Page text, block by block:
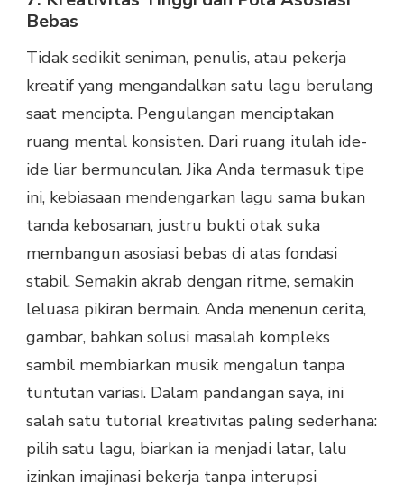
Bebas
Tidak sedikit seniman, penulis, atau pekerja
kreatif yang mengandalkan satu lagu berulang
saat mencipta. Pengulangan menciptakan
ruang mental konsisten. Dari ruang itulah ide-
ide liar bermunculan. Jika Anda termasuk tipe
ini, kebiasaan mendengarkan lagu sama bukan
tanda kebosanan, justru bukti otak suka
membangun asosiasi bebas di atas fondasi
stabil. Semakin akrab dengan ritme, semakin
leluasa pikiran bermain. Anda menenun cerita,
gambar, bahkan solusi masalah kompleks
sambil membiarkan musik mengalun tanpa
tuntutan variasi. Dalam pandangan saya, ini
salah satu tutorial kreativitas paling sederhana:
pilih satu lagu, biarkan ia menjadi latar, lalu
izinkan imajinasi bekerja tanpa interupsi